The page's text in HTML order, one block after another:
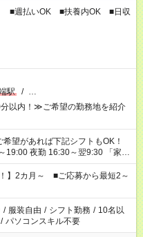
■週払いOK ■扶養内OK ■日収
駅 / …
以内！≫ご希望の勤務地を紹介
夜勤 16:30～翌9:30 「家族
持って夕飯の準備がしたい」
など、ご希望を教えてください
。 合計で週40時間を超える場
】2カ月～ ■ご応募から最短2～
/ 服装自由 / シフト勤務 / 10名以
/ パソコンスキル不要